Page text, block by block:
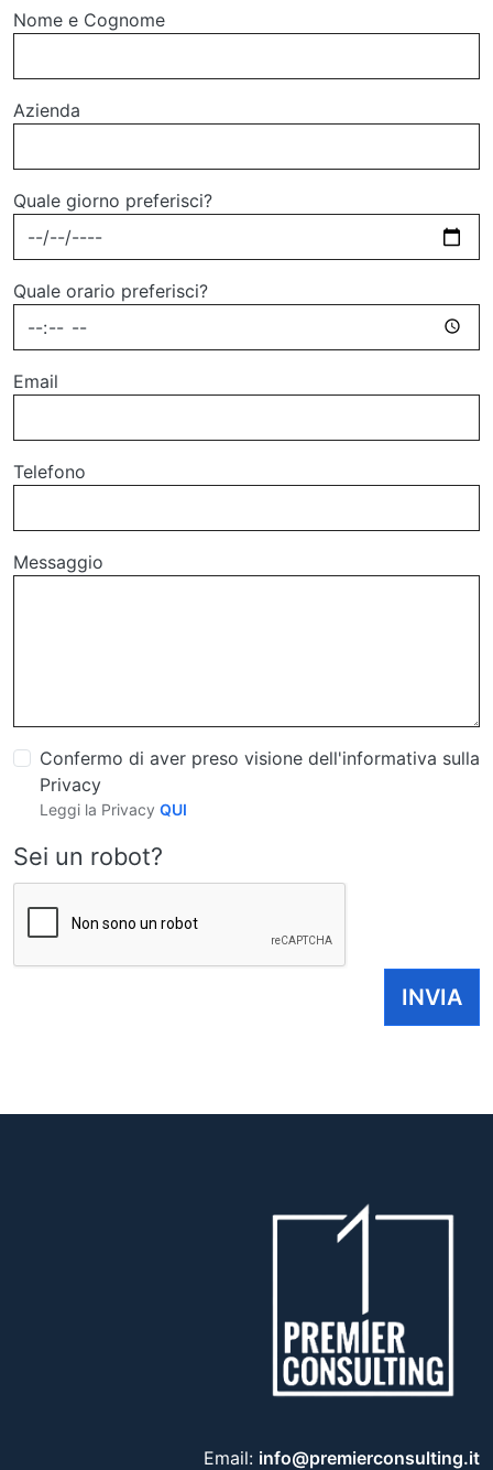
Nome e Cognome
Azienda
Quale giorno preferisci?
Quale orario preferisci?
Email
Telefono
Messaggio
Confermo di aver preso visione dell'informativa sulla
Privacy
Leggi la Privacy QUI
Sei un robot?
INVIA
Email: info@premierconsulting.it